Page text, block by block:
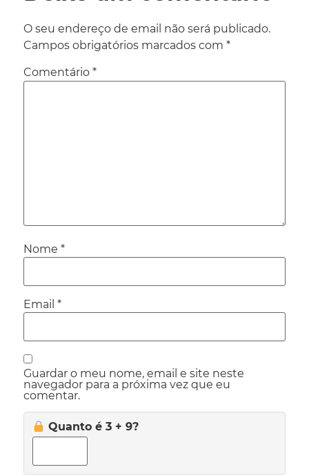
O seu endereço de email não será publicado.
Campos obrigatórios marcados com *
Comentário *
Nome *
Email *
Guardar o meu nome, email e site neste
navegador para a próxima vez que eu
comentar.
Quanto é 3 + 9?